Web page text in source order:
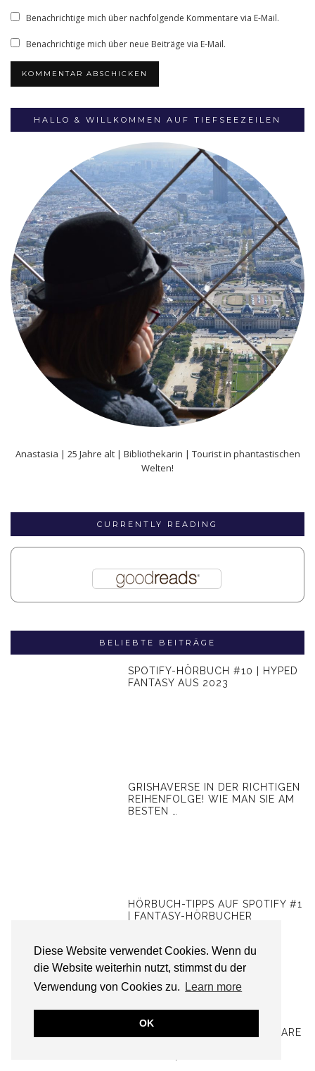
Diese Website verwendet Cookies. Wenn du
die Website weiterhin nutzt, stimmst du der
Verwendung von Cookies zu.
Learn more
OK
Benachrichtige mich über nachfolgende Kommentare via E-Mail.
Benachrichtige mich über neue Beiträge via E-Mail.
HALLO & WILLKOMMEN AUF TIEFSEEZEILEN
Anastasia | 25 Jahre alt | Bibliothekarin | Tourist in phantastischen
Welten!
CURRENTLY READING
BELIEBTE BEITRÄGE
SPOTIFY-HÖRBUCH #10 | HYPED
FANTASY AUS 2023
GRISHAVERSE IN DER RICHTIGEN
REIHENFOLGE! WIE MAN SIE AM
BESTEN …
HÖRBUCH-TIPPS AUF SPOTIFY #1
| FANTASY-HÖRBUCHER
GEDANKENAUSTAUSCH #8 |
WARUM REZENSIONSEXEMPLARE